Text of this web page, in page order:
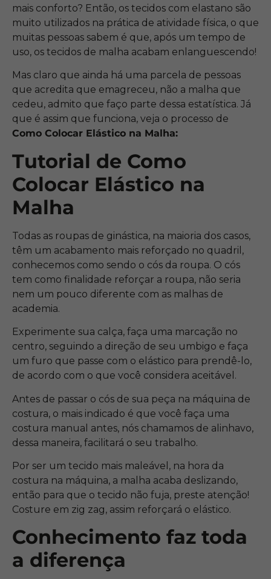
mais conforto? Então, os tecidos com elastano são
muito utilizados na prática de atividade física, o que
muitas pessoas sabem é que, após um tempo de
uso, os tecidos de malha acabam enlanguescendo!
Mas claro que ainda há uma parcela de pessoas
que acredita que emagreceu, não a malha que
cedeu, admito que faço parte dessa estatística. Já
que é assim que funciona, veja o processo de
Como Colocar Elástico na Malha:
Tutorial de Como
Colocar Elástico na
Malha
Todas as roupas de ginástica, na maioria dos casos,
têm um acabamento mais reforçado no quadril,
conhecemos como sendo o cós da roupa. O cós
tem como finalidade reforçar a roupa, não seria
nem um pouco diferente com as malhas de
academia.
Experimente sua calça, faça uma marcação no
centro, seguindo a direção de seu umbigo e faça
um furo que passe com o elástico para prendê-lo,
de acordo com o que você considera aceitável.
Antes de passar o cós de sua peça na máquina de
costura, o mais indicado é que você faça uma
costura manual antes, nós chamamos de alinhavo,
dessa maneira, facilitará o seu trabalho.
Por ser um tecido mais maleável, na hora da
costura na máquina, a malha acaba deslizando,
então para que o tecido não fuja, preste atenção!
Costure em zig zag, assim reforçará o elástico.
Conhecimento faz toda
a diferença